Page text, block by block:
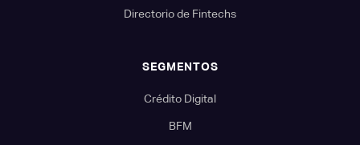
Directorio de Fintechs
SEGMENTOS
Crédito Digital
BFM